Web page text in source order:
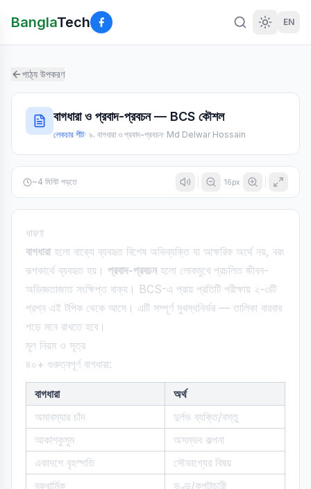
BanglaTech EN
পাঠ্য উপকরণ
বাগধারা ও প্রবাদ-প্রবচন — BCS কৌশল
লেকচার শীট· ৯. বাগধারা ও প্রবাদ-প্রবচন· Md Delwar Hossain
~4 মিনিট পড়তে 16px
ধারণা
বাগধারাহলো বাক্যে ব্যবহৃত বিশেষ অভিব্যক্তি যা আক্ষরিক অর্থে নয়, বরং
রূপকার্থে ব্যবহৃত হয়। প্রবাদ-প্রবচনহলো লোকমুখে প্রচলিত জীবন-
অভিজ্ঞতাজাত সংক্ষিপ্ত বাক্য। BCS-এ প্রায় প্রতিটি পরীক্ষায় ২-৩টি
প্রশ্ন এই টপিক থেকে আসে। এটি সম্পূর্ণ মুখস্থনির্ভর — তালিকা বারবার
পড়ে মনে রাখতে হবে।
মূল নিয়ম ও সূত্র
৪০+ গুরুত্বপূর্ণ বাগধারা:
বাগধারা
অর্থ
অমাবস্যার চাঁদ
দুর্লভ ব্যক্তি/বস্তু
আকাশকুসুম
অসম্ভব কল্পনা
একাদশে বৃহস্পতি
সৌভাগ্যের বিষয়
বকধার্মিক
ভণ্ড/কপটাচারী